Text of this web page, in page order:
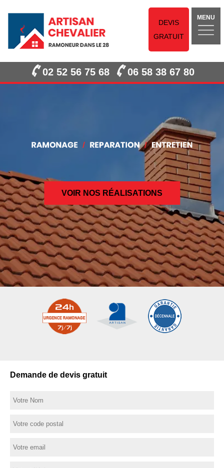
DEVIS
GRATUIT
MENU
02 52 56 75 68 06 58 38 67 80
VOIR NOS RÉALISATIONS
Demande de devis gratuit